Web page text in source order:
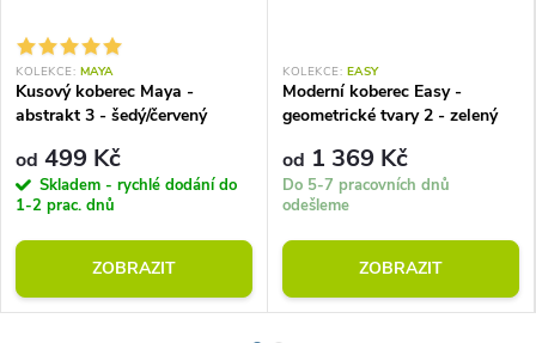
KOLEKCE: MAYA
Kusový koberec Maya -
abstrakt 3 - šedý/červený
od 499 Kč
Skladem - rychlé dodání do
1-2 prac. dnů
ZOBRAZIT
KOLEKCE: EASY
Moderní koberec Easy -
geometrické tvary 2 - zelený
od 1 369 Kč
Do 5-7 pracovních dnů
odešleme
ZOBRAZIT